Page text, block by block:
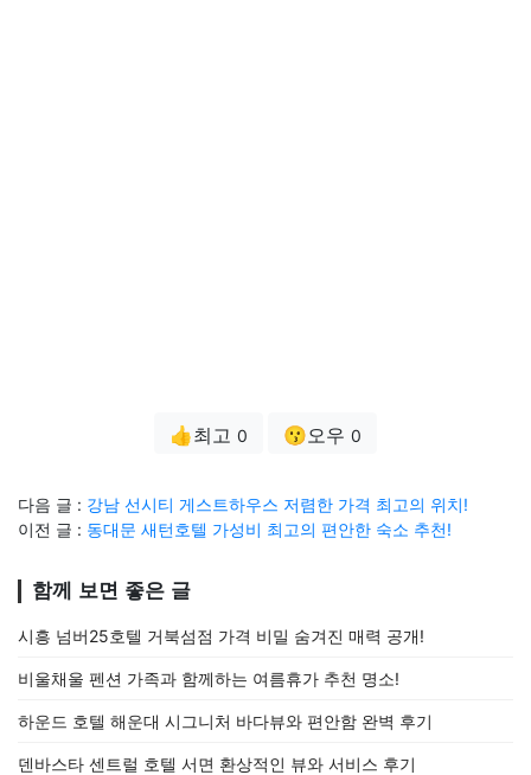
👍최고 0 😗오우 0
다음 글 : 강남 선시티 게스트하우스 저렴한 가격 최고의 위치!
이전 글 : 동대문 새턴호텔 가성비 최고의 편안한 숙소 추천!
함께 보면 좋은 글
시흥 넘버25호텔 거북섬점 가격 비밀 숨겨진 매력 공개!
비울채울 펜션 가족과 함께하는 여름휴가 추천 명소!
하운드 호텔 해운대 시그니처 바다뷰와 편안함 완벽 후기
덴바스타 센트럴 호텔 서면 환상적인 뷰와 서비스 후기